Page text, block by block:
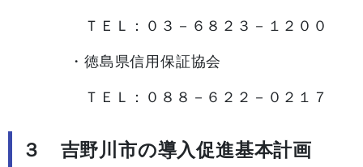
ＴＥＬ：０３－６８２３－１２００
・徳島県信用保証協会
ＴＥＬ：０８８－６２２－０２１７
３ 吉野川市の導入促進基本計画